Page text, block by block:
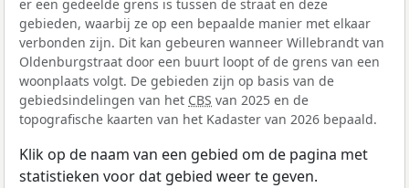
er een gedeelde grens is tussen de straat en deze
gebieden, waarbij ze op een bepaalde manier met elkaar
verbonden zijn. Dit kan gebeuren wanneer Willebrandt van
Oldenburgstraat door een buurt loopt of de grens van een
woonplaats volgt. De gebieden zijn op basis van de
gebiedsindelingen van het CBS van 2025 en de
topografische kaarten van het Kadaster van 2026 bepaald.
Klik op de naam van een gebied om de pagina met
statistieken voor dat gebied weer te geven.